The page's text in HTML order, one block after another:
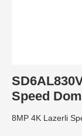
Speed
8MP 4K Lazerli